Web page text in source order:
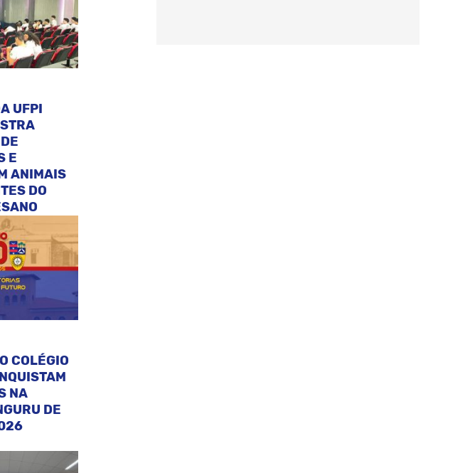
UFPI
E
ANIMAIS
DO
COLÉGIO
NA
DE